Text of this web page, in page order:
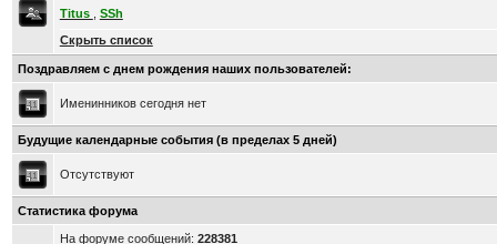
Titus
SSh
Скрыть список
Поздравляем с днем рождения наших пользователей:
Именинников сегодня нет
Будущие календарные события (в пределах 5 дней)
Отсутствуют
Статистика форума
На форуме сообщений: 228381